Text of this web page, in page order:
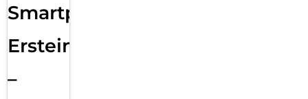
Smartphone
Ersteinrichtung
–